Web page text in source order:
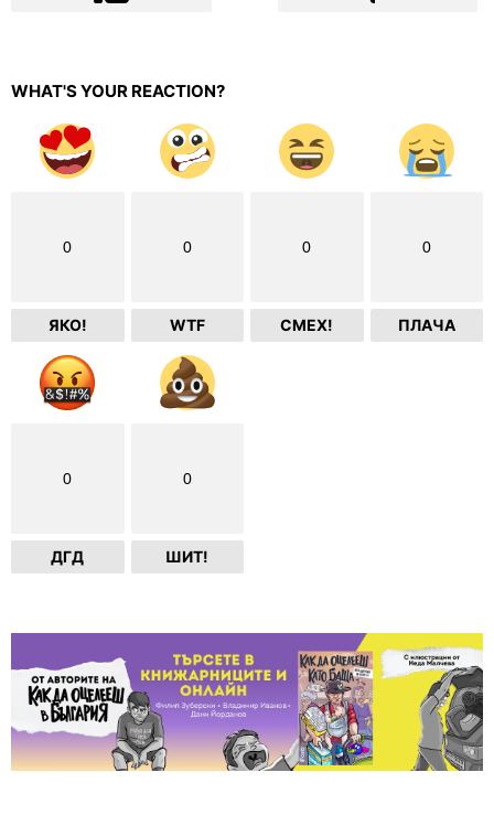
WHAT'S YOUR REACTION?
0
ЯКО!
0
WTF
0
СМЕХ!
0
ПЛАЧА
0
ДГД
0
ШИТ!